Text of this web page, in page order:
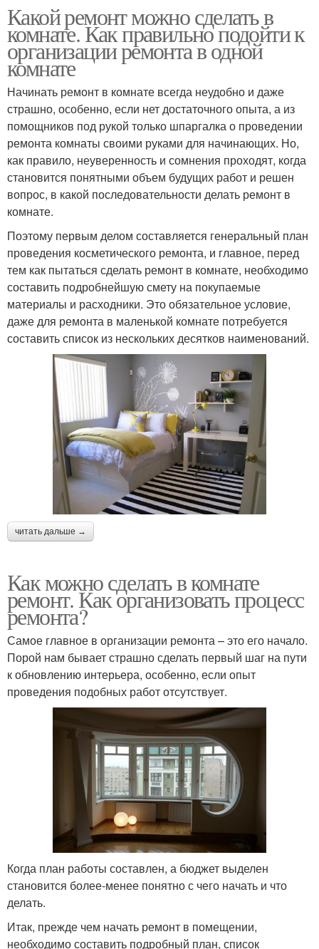
Какой ремонт можно сделать в
комнате. Как правильно подойти к
организации ремонта в одной
комнате
Начинать ремонт в комнате всегда неудобно и даже
страшно, особенно, если нет достаточного опыта, а из
помощников под рукой только шпаргалка о проведении
ремонта комнаты своими руками для начинающих. Но,
как правило, неуверенность и сомнения проходят, когда
становится понятными объем будущих работ и решен
вопрос, в какой последовательности делать ремонт в
комнате.
Поэтому первым делом составляется генеральный план
проведения косметического ремонта, и главное, перед
тем как пытаться сделать ремонт в комнате, необходимо
составить подробнейшую смету на покупаемые
материалы и расходники. Это обязательное условие,
даже для ремонта в маленькой комнате потребуется
составить список из нескольких десятков наименований.
читать дальше →
Как можно сделать в комнате
ремонт. Как организовать процесс
ремонта?
Самое главное в организации ремонта – это его начало.
Порой нам бывает страшно сделать первый шаг на пути
к обновлению интерьера, особенно, если опыт
проведения подобных работ отсутствует.
Когда план работы составлен, а бюджет выделен
становится более-менее понятно с чего начать и что
делать.
Итак, прежде чем начать ремонт в помещении,
необходимо составить подробный план, список